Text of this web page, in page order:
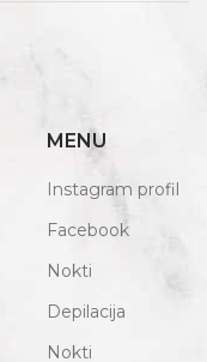
MENU
Instagram profil
Facebook
Nokti
Depilacija
Nokti